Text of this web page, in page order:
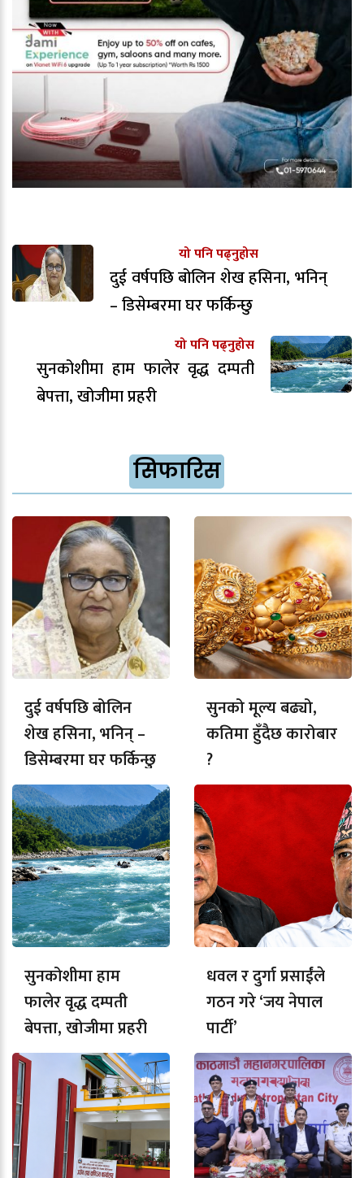
यो पनि पढ्नुहोस
दुई वर्षपछि बोलिन शेख हसिना, भनिन्
– डिसेम्बरमा घर फर्किन्छु
यो पनि पढ्नुहोस
सुनकोशीमा हाम फालेर वृद्ध दम्पती
बेपत्ता, खोजीमा प्रहरी
सिफारिस
दुई वर्षपछि बोलिन
शेख हसिना, भनिन् –
डिसेम्बरमा घर फर्किन्छु
सुनको मूल्य बढ्यो,
कतिमा हुँदैछ कारोबार
?
सुनकोशीमा हाम
फालेर वृद्ध दम्पती
बेपत्ता, खोजीमा प्रहरी
धवल र दुर्गा प्रसाईंले
गठन गरे ‘जय नेपाल
पार्टी’